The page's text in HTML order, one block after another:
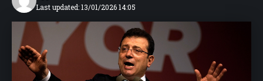
Last updated: 13/01/2026 14:05